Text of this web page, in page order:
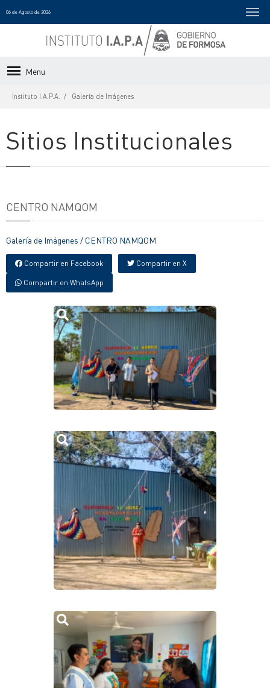
06 de Agosto de 2026
Menu
Instituto I.A.P.A. Galería de Imágenes
Sitios Institucionales
CENTRO NAMQOM
Galería de Imágenes / CENTRO NAMQOM
Compartir en Facebook Compartir en X
Compartir en WhatsApp